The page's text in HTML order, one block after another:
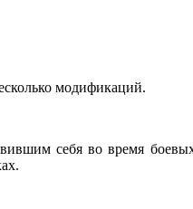
модификаций.
себя во время